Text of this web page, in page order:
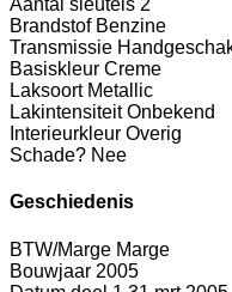
Aantal sleutels 2
Brandstof Benzine
Transmissie
Basiskleur Creme
Laksoort Metallic
Lakintensiteit Onbekend
Interieurkleur Overig
Schade? Nee
Geschiedenis
BTW/Marge Marge
Bouwjaar 2005